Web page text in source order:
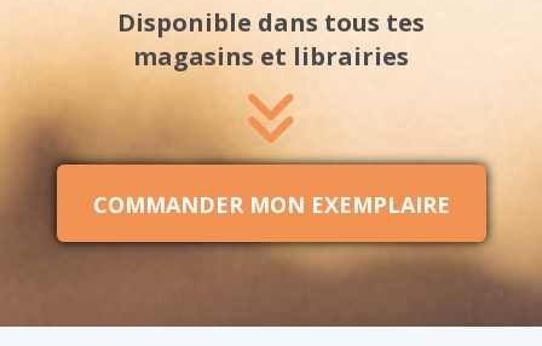
Disponible dans tous tes
magasins et librairies
COMMANDER MON EXEMPLAIRE